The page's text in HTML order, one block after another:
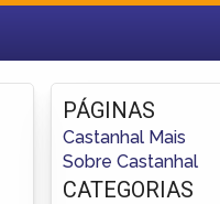
Fazer login
Criar conta
PÁGINAS
Castanhal Mais
Sobre Castanhal
CATEGORIAS